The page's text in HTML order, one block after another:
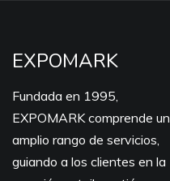
EXPOMARK
Fundada en 1995,
EXPOMARK comprende un
amplio rango de servicios,
guiando a los clientes en la